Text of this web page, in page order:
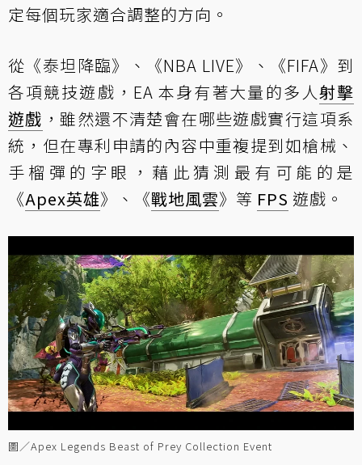
定每個玩家適合調整的方向。
從《泰坦降臨》、《NBA LIVE》、《FIFA》到
各項競技遊戲，EA 本身有著大量的多人射擊
遊戲 ，雖然還不清楚會在哪些遊戲實行這項系
統，但在專利申請的內容中重複提到如槍械、
手榴彈的字眼，藉此猜測最有可能的是
《Apex英雄》、《戰地風雲》等 FPS 遊戲。
圖／Apex Legends Beast of Prey Collection Event